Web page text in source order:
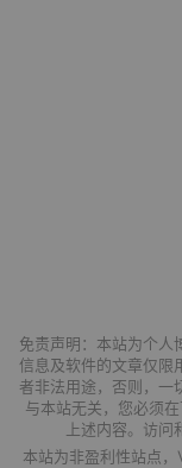
免责声明：本站为个人
信息及软件的文章仅限
者非法用途，否则，一
与本站无关，您必须
上述内容。访问
本站为非盈利性站点